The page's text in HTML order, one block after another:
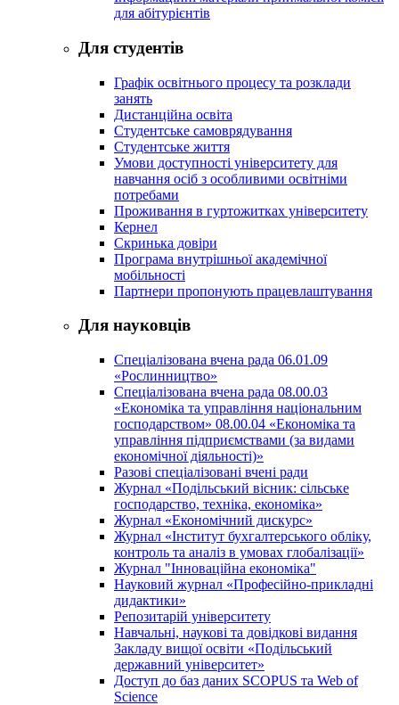
для абітурієнтів
Для студентів
Графік освітнього процесу та розклади
занять
Дистанційна освіта
Студентське самоврядування
Студентське життя
Умови доступності університету для
навчання осіб з особливими освітніми
потребами
Проживання в гуртожитках університету
Кернел
Скринька довіри
Програма внутрішньої академічної
мобільності
Партнери пропонують працевлаштування
Для науковців
Спеціалізована вчена рада 06.01.09
«Рослинництво»
Спеціалізована вчена рада 08.00.03
«Економіка та управління національним
господарством» 08.00.04 «Економіка та
управління підприємствами (за видами
економічної діяльності)»
Разові спеціалізовані вчені ради
Журнал «Подільський вісник: сільське
господарство, техніка, економіка»
Журнал «Економічний дискурс»
Журнал «Інститут бухгалтерського обліку,
контроль та аналіз в умовах глобалізації»
Журнал "Інноваційна економіка"
Науковий журнал «Професійно-прикладні
дидактики»
Репозитарій університету
Навчальні, наукові та довідкові видання
Закладу вищої освіти «Подільський
державний університет»
Доступ до баз даних SCOPUS та Web of
Science